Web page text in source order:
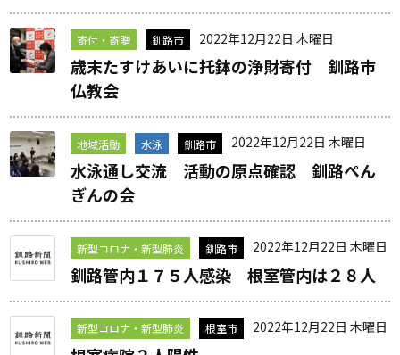
寄付・寄贈 釧路市 2022年12月22日 木曜日
歳末たすけあいに托鉢の浄財寄付 釧路市
仏教会
地域活動 水泳 釧路市 2022年12月22日 木曜日
水泳通し交流 活動の原点確認 釧路ぺん
ぎんの会
新型コロナ・新型肺炎 釧路市 2022年12月22日 木曜日
釧路管内１７５人感染 根室管内は２８人
新型コロナ・新型肺炎 根室市 2022年12月22日 木曜日